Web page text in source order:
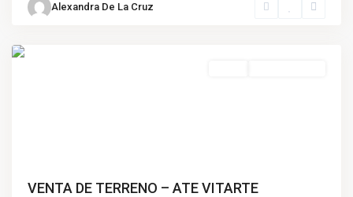
Alexandra De La Cruz
Ate,
VENTA DE TERRENO – ATE VITARTE